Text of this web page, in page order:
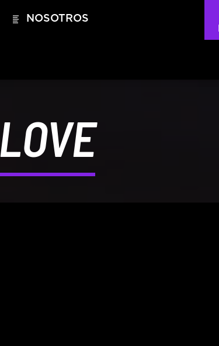
NOSOTROS